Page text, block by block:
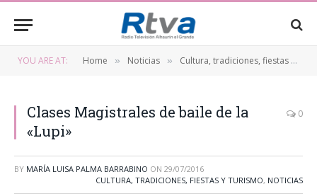
YOU ARE AT: Home » Noticias » Cultura, tradiciones, fiestas y turismo
Clases Magistrales de baile de la
«Lupi»
0
BY MARÍA LUISA PALMA BARRABINO ON 29/07/2016
CULTURA, TRADICIONES, FIESTAS Y TURISMO, NOTICIAS